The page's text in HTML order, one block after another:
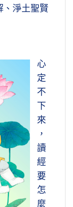
、淨土聖賢
心
定
不
下
來
，
讀
經
要
怎
麼